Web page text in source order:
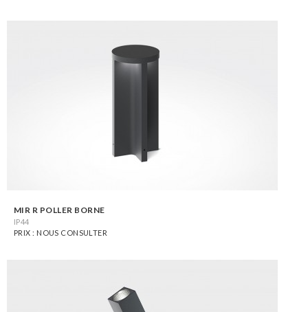
MIR R POLLER BORNE
IP44
PRIX : NOUS CONSULTER